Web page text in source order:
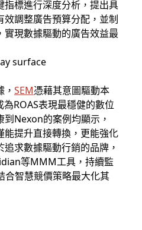
指標進行深度分析，提出具
效調整廣告預算分配，並制
實現數據驅動的廣告效益最
SEM憑藉其意圖驅動本
ROAS表現最穩健的數位
Nexon的案例均顯示，
能提升直接轉換，更能強化
求數據驅動行銷的品牌，
等MMM工具，持續監
合智慧競價策略最大化其